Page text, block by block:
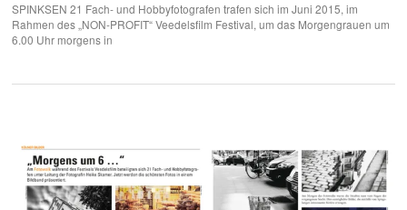
SPINKSEN 21 Fach- und Hobbyfotografen trafen sich im Juni 2015, im
Rahmen des „NON-PROFIT“ Veedelsfilm Festival, um das Morgengrauen um
6.00 Uhr morgens in